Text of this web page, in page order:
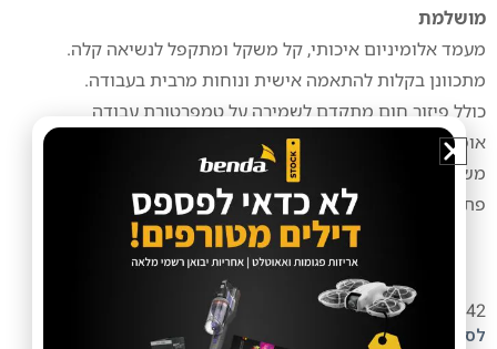
מושלמת
מעמד אלומיניום איכותי, קל משקל ומתקפל לנשיאה קלה.
מתכוונן בקלות להתאמה אישית ונוחות מרבית בעבודה.
כולל פיזור חום מתקדם לשמירה על טמפרטורת עבודה
אופטימלית.
משטחי נוגדי החלקה מבטיחים יציבות ובטיחות בכל מצב.
פתרון אלגנטי ונוח לשימוש בבית, במשרד ובתנועה.
SKU: 99700-536-42
לסקירה מלאה